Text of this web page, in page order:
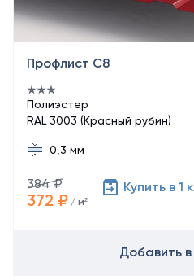
Профлист С8
Полиэстер
RAL 3003 (Красный рубин)
0,3 мм
384 ₽
372 ₽ / м²
Купить в 1
Добавить в